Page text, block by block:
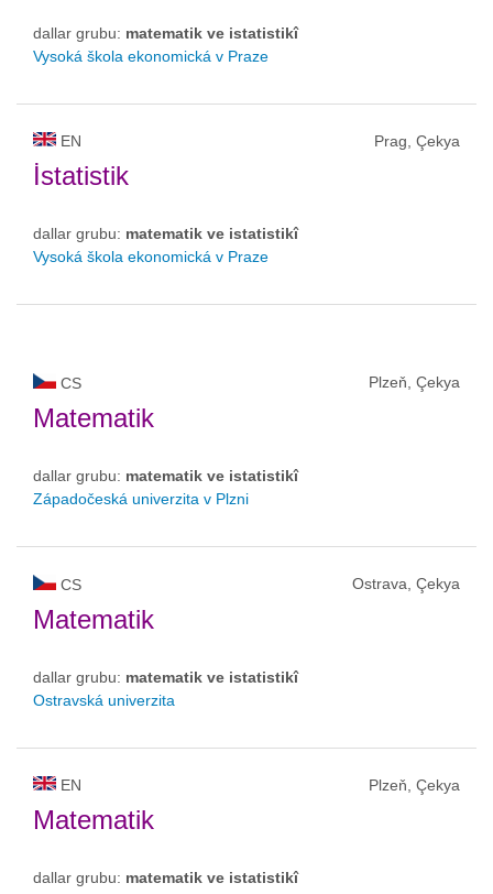
dallar grubu: matematik ve istatistikî
Vysoká škola ekonomická v Praze
EN Prag, Çekya
İstatistik
dallar grubu: matematik ve istatistikî
Vysoká škola ekonomická v Praze
CS Plzeň, Çekya
Matematik
dallar grubu: matematik ve istatistikî
Západočeská univerzita v Plzni
CS Ostrava, Çekya
Matematik
dallar grubu: matematik ve istatistikî
Ostravská univerzita
EN Plzeň, Çekya
Matematik
dallar grubu: matematik ve istatistikî